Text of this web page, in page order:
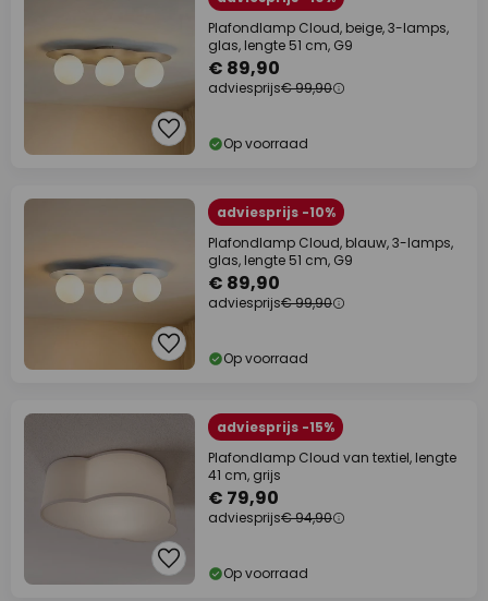
Plafondlamp Cloud, beige, 3-lamps,
glas, lengte 51 cm, G9
€ 89,90
adviesprijs€ 99,90
Op voorraad
adviesprijs -10%
Plafondlamp Cloud, blauw, 3-lamps,
glas, lengte 51 cm, G9
€ 89,90
adviesprijs€ 99,90
Op voorraad
adviesprijs -15%
Plafondlamp Cloud van textiel, lengte
41 cm, grijs
€ 79,90
adviesprijs€ 94,90
Op voorraad